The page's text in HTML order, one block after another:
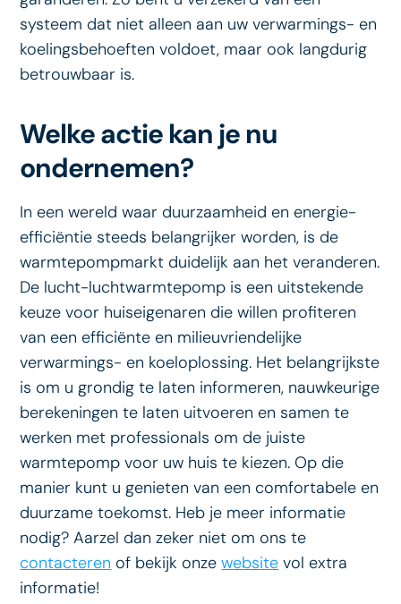
systeem dat niet alleen aan uw verwarmings- en
koelingsbehoeften voldoet, maar ook langdurig
betrouwbaar is.
Welke actie kan je nu
ondernemen?
In een wereld waar duurzaamheid en energie-
efficiëntie steeds belangrijker worden, is de
warmtepompmarkt duidelijk aan het veranderen.
De lucht-luchtwarmtepomp is een uitstekende
keuze voor huiseigenaren die willen profiteren
van een efficiënte en milieuvriendelijke
verwarmings- en koeloplossing. Het belangrijkste
is om u grondig te laten informeren, nauwkeurige
berekeningen te laten uitvoeren en samen te
werken met professionals om de juiste
warmtepomp voor uw huis te kiezen. Op die
manier kunt u genieten van een comfortabele en
duurzame toekomst. Heb je meer informatie
nodig? Aarzel dan zeker niet om ons te
contacteren of bekijk onzewebsite vol extra
informatie!